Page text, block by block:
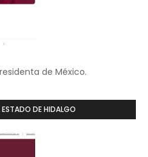
de México.
DE HIDALGO